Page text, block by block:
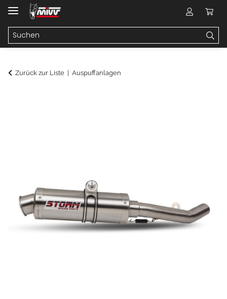
Zurück zur Liste Auspuffanlagen